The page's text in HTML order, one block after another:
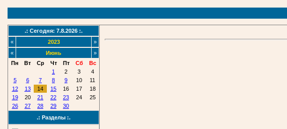
.: Сегодня: 7.8.2026 :.
«
2023
»
«
Июнь
»
Пн
Вт Ср Чт Пт Сб
Вс
1
2 3
4
5
6 7 8 9 10
11
12
13 14 15 16 17
18
19
20 21 22 23 24
25
26
27 28 29
30
.: Разделы :.